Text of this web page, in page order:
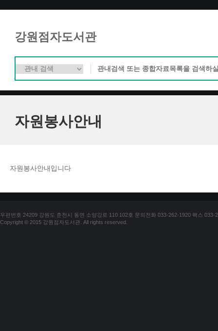
강원점자도서관
자원봉사안내
자원봉사안내입니다
우편번호 24209 강원도 춘천시 동면 소양강로 110 102호 문의전화 033-262-1920 팩스 033-
Copyright © 2015 강원점자도서관. All rights reserved.